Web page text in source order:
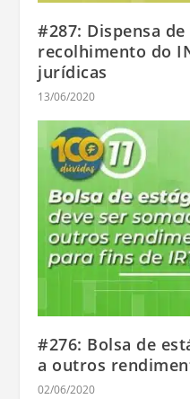
#287: Dispensa
recolhimento do
jurídicas
13/06/2020
#276: Bolsa de
a outros
02/06/2020